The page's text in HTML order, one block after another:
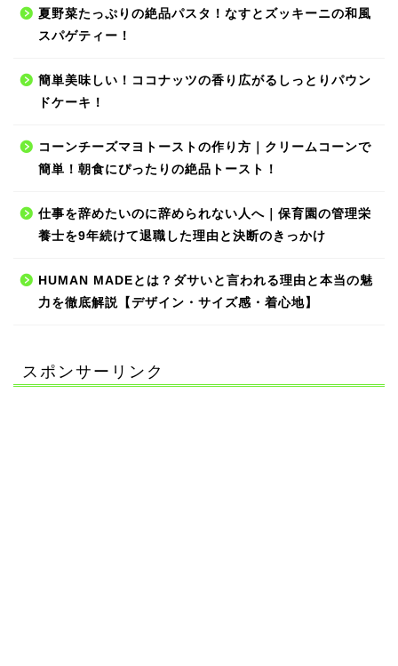
夏野菜たっぷりの絶品パスタ！なすとズッキーニの和風
スパゲティー！
簡単美味しい！ココナッツの香り広がるしっとりパウン
ドケーキ！
コーンチーズマヨトーストの作り方｜クリームコーンで
簡単！朝食にぴったりの絶品トースト！
仕事を辞めたいのに辞められない人へ｜保育園の管理栄
養士を9年続けて退職した理由と決断のきっかけ
HUMAN MADEとは？ダサいと言われる理由と本当の魅
力を徹底解説【デザイン・サイズ感・着心地】
スポンサーリンク